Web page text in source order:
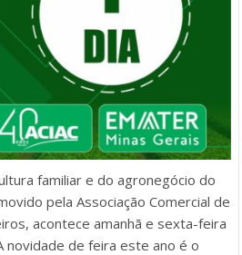
familiar e do agronegócio do
pela Associação Comercial de
acontece amanhã e sexta-feira
novidade de feira este ano é o